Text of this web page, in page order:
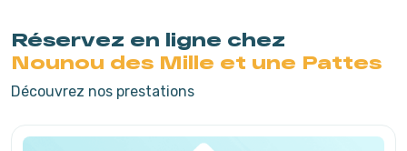
Réservez en ligne chez
Nounou des Mille et une Pattes
Découvrez nos prestations